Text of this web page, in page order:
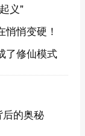
义"
悄变硬！
了修仙模式
后的奥秘